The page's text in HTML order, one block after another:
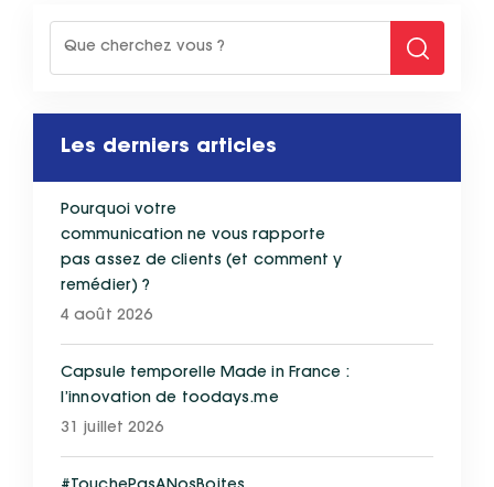
Les derniers articles
Pourquoi votre
communication ne vous rapporte
pas assez de clients (et comment y
remédier) ?
4 août 2026
Capsule temporelle Made in France :
l’innovation de toodays.me
31 juillet 2026